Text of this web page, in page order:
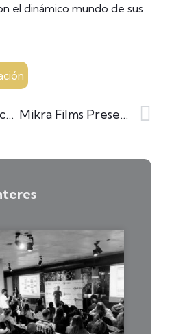
el dinámico mundo de sus
Mikra Films Educa, Taller de Videomarketing en Biia Lab Mikra Films Presente en Evento ASEA